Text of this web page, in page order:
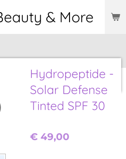
& More
Hydropeptide -
Solar Defense
Tinted SPF 30
€ 49,00